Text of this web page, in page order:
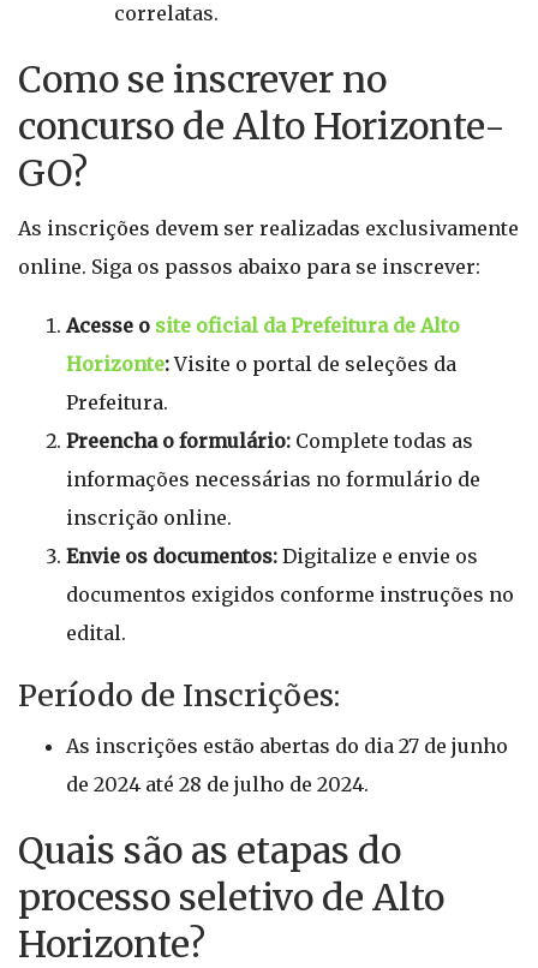
correlatas.
Como se inscrever no
concurso de Alto Horizonte-
GO?
As inscrições devem ser realizadas exclusivamente
online. Siga os passos abaixo para se inscrever:
Acesse o site oficial da Prefeitura de Alto
Horizonte:Visite o portal de seleções da
Prefeitura.
Preencha o formulário: Complete todas as
informações necessárias no formulário de
inscrição online.
Envie os documentos: Digitalize e envie os
documentos exigidos conforme instruções no
edital.
Período de Inscrições:
As inscrições estão abertas do dia 27 de junho
de 2024 até 28 de julho de 2024.
Quais são as etapas do
processo seletivo de Alto
Horizonte?